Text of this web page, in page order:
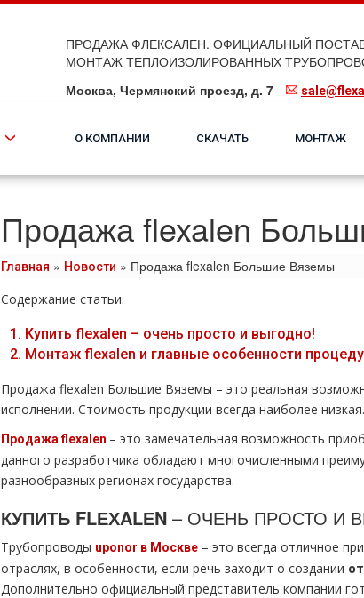
ПРОДАЖА ФЛЕКСАЛЕН. ОФИЦИАЛЬНЫЙ
МОНТАЖ ТЕПЛОИЗОЛИРОВАННЫХ
Москва, Чермянский проезд, д. 7
О КОМПАНИИ СКАЧАТЬ МОНТАЖ
Продажа flexalen
Главная » Новости » Продажа flexalen Большие Вяземы
Содержание статьи:
1. Купить flехalеn – очень просто и выгодно!
2. Монтаж flехalеn и главные особенности
Продажа flехalеn Большие Вяземы – это реальная
исполнении. Стоимость продукции всегда наиболее низкая.
Продажа flехalеn – это замечательная возможность
данного разработчика обладают многочисленными
разнообразных регионах государства.
КУПИТЬ FLЕХALЕN – ОЧЕНЬ ПРОСТО И
Трубопроводы uponor в Москве– это всегда отличное
отраслях, в особенности, если речь заходит о создании
Дополнительно официальный представитель компании